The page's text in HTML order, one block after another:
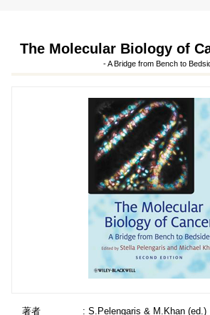
The Molecular Biology of
- A Bridge from Bench to
著者
: S.Pelengaris & M.Khan (ed.)